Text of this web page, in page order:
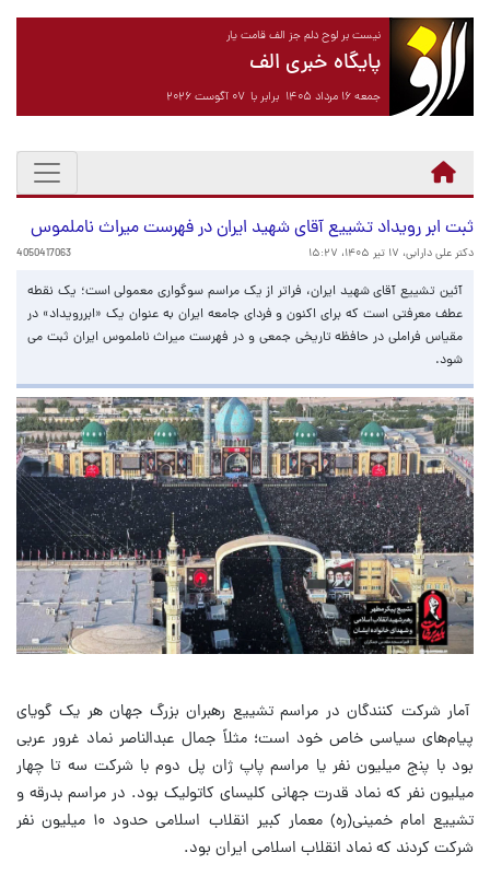
نیست بر لوح دلم جز الف قامت یار
پایگاه خبری الف
جمعه ۱۶ مرداد ۱۴۰۵ برابر با ۰۷ آگوست ۲۰۲۶
ثبت ابر رویداد تشییع آقای شهید ایران در فهرست میراث ناملموس
دکتر علی دارابی، ۱۷ تیر ۱۴۰۵، ۱۵:۲۷ 4050417063
آئین تشییع آقای شهید ایران، فراتر از یک مراسم سوگواری معمولی است؛ یک نقطه
عطف معرفتی است که برای اکنون و فردای جامعه ایران به عنوان یک «ابررویداد» در
مقیاس فراملی در حافظه تاریخی جمعی و در فهرست میراث ناملموس ایران ثبت می
شود.
آمار شرکت کنندگان در مراسم تشییع رهبران بزرگ جهان هر یک گویای
پیام‌های سیاسی خاص خود است؛ مثلاً جمال عبدالناصر نماد غرور عربی
بود با پنج میلیون نفر یا مراسم پاپ ژان پل دوم با شرکت سه تا چهار
میلیون نفر که نماد قدرت جهانی کلیسای کاتولیک بود. در مراسم بدرقه و
تشییع امام خمینی(ره) معمار کبیر انقلاب اسلامی حدود ۱۰ میلیون نفر
شرکت کردند که نماد انقلاب اسلامی ایران بود.